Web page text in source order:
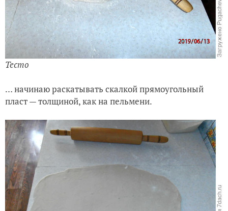
Тесто
… начинаю раскатывать скалкой прямоугольный
пласт — толщиной, как на пельмени.